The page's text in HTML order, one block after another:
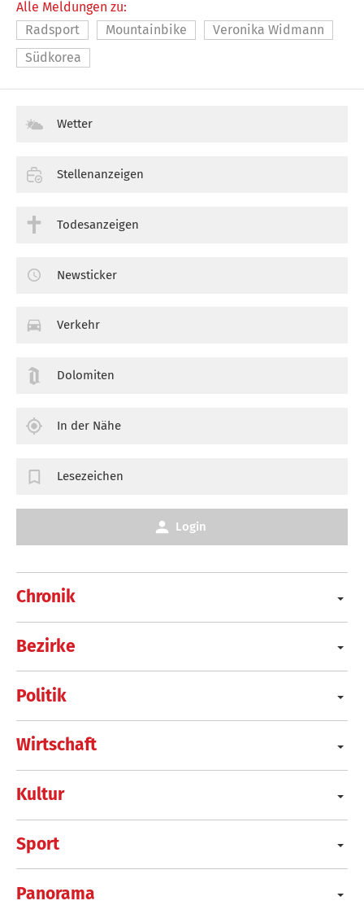
Alle Meldungen zu:
Radsport
Mountainbike
Veronika Widmann
Südkorea
Chronik
Bezirke
Politik
Wirtschaft
Kultur
Sport
Panorama
Wetter
Stellenanzeigen
Todesanzeigen
Newsticker
Verkehr
Dolomiten
In der Nähe
Lesezeichen
Login